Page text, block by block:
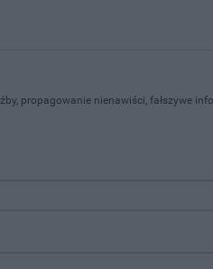
propagowanie nienawiści, fałszywe